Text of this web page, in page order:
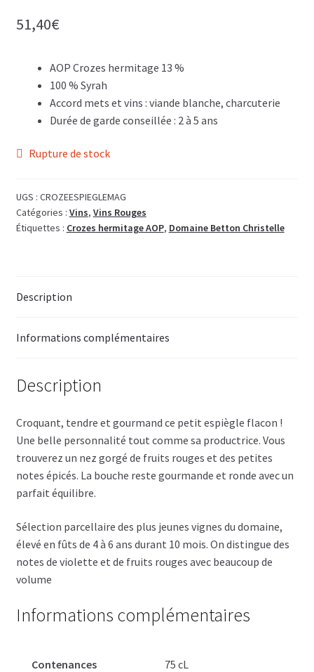
51,40€
AOP Crozes hermitage 13 %
100 % Syrah
Accord mets et vins : viande blanche, charcuterie
Durée de garde conseillée : 2 à 5 ans
Rupture de stock
UGS : CROZEESPIEGLEMAG
Catégories : Vins, Vins Rouges
Étiquettes : Crozes hermitage AOP, Domaine Betton Christelle
Description
Informations complémentaires
Description
Croquant, tendre et gourmand ce petit espiègle flacon !
Une belle personnalité tout comme sa productrice. Vous
trouverez un nez gorgé de fruits rouges et des petites
notes épicés. La bouche reste gourmande et ronde avec un
parfait équilibre.
Sélection parcellaire des plus jeunes vignes du domaine,
élevé en fûts de 4 à 6 ans durant 10 mois. On distingue des
notes de violette et de fruits rouges avec beaucoup de
volume
Informations complémentaires
Contenances 75 cL